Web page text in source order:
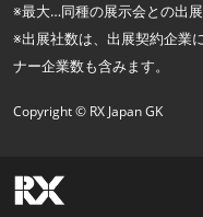
※最大…同種の展示会との出
※出展社数は、出展契約企業
ナー企業数も含みます。
Copyright © RX Japan GK